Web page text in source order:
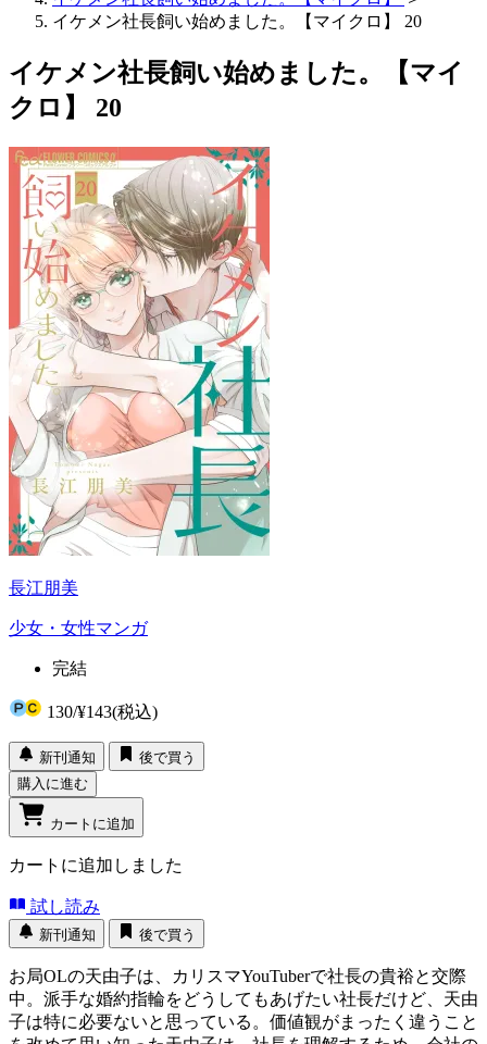
イケメン社長飼い始めました。【マイクロ】 20
イケメン社長飼い始めました。【マイ
クロ】 20
長江朋美
少女・女性マンガ
完結
130/¥143(税込)
新刊通知
後で買う
購入に進む
カートに追加
カートに追加しました
試し読み
新刊通知 後で買う
お局OLの天由子は、カリスマYouTuberで社長の貴裕と交際
中。派手な婚約指輪をどうしてもあげたい社長だけど、天由
子は特に必要ないと思っている。価値観がまったく違うこと